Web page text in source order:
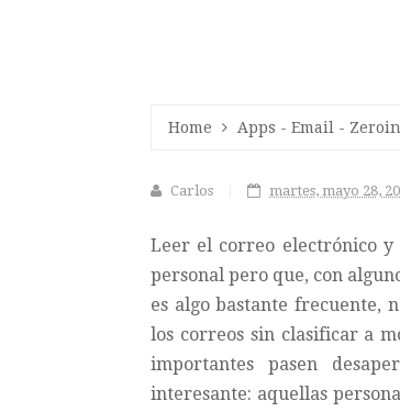
Home Apps - Email -
Carlos martes, mayo 28,
Leer el correo electrónico y
personal pero que, con
es algo bastante frecuente,
los correos sin clasificar a
importantes pasen
interesante: aquellas